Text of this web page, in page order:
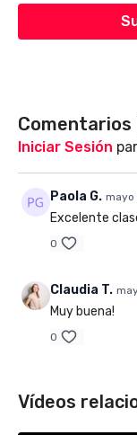
Comentarios
Iniciar Sesión
Paola G. mayo
Excelente
0
Claudia T.
Muy buena!
0
Vídeos